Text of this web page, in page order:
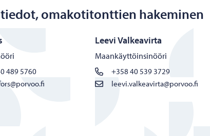
omakotitonttien hakeminen
489 5760
Leevi Valkeavirta
Maankäyttöinsinööri
+358 40 539 3729
leevi.valkeavirta@porvoo.fi